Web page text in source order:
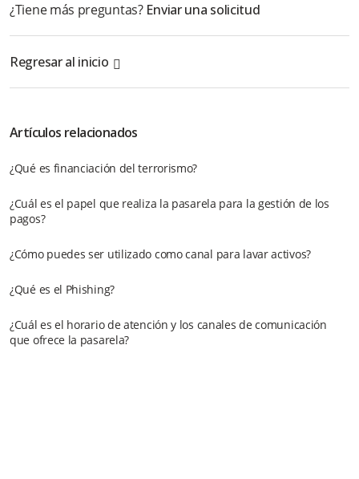
¿Tiene más preguntas? Enviar una solicitud
Regresar al inicio
Artículos relacionados
¿Qué es financiación del terrorismo?
¿Cuál es el papel que realiza la pasarela para la gestión de los
pagos?
¿Cómo puedes ser utilizado como canal para lavar activos?
¿Qué es el Phishing?
¿Cuál es el horario de atención y los canales de comunicación
que ofrece la pasarela?